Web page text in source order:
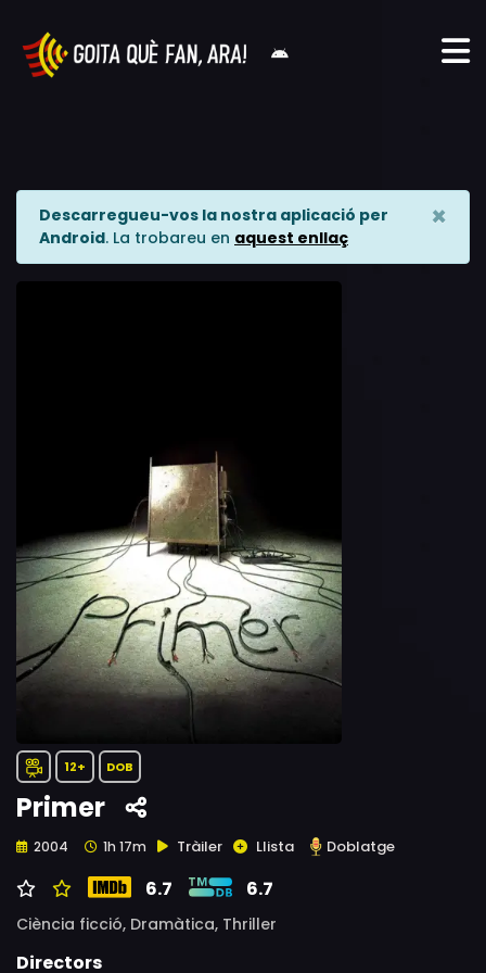
Descarregueu-vos la nostra aplicació per
Android. La trobareu en aquest enllaç
×
12+ DOB
Primer
2004 1h 17m Tràiler Llista Doblatge
6.7 6.7
Ciència ficció, Dramàtica, Thriller
Directors